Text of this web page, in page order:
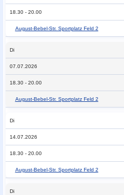
18.30 - 20.00
August-Bebel-Str. Sportplatz Feld 2
Di
07.07.2026
18.30 - 20.00
August-Bebel-Str. Sportplatz Feld 2
Di
14.07.2026
18.30 - 20.00
August-Bebel-Str. Sportplatz Feld 2
Di